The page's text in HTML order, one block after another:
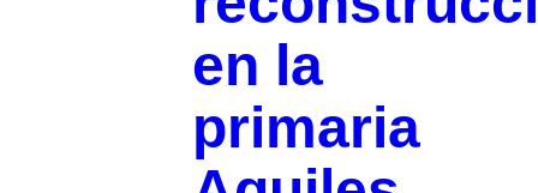
en la
primaria